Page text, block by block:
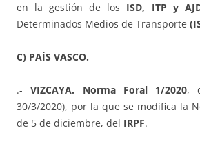
en la gestión de los ISD, ITP y
Determinados Medios de Transporte
C) PAÍS VASCO.
.-VIZCAYA. Norma Foral 1/2020,
30/3/2020), por la que se modifica la
de 5 de diciembre, del IRPF.